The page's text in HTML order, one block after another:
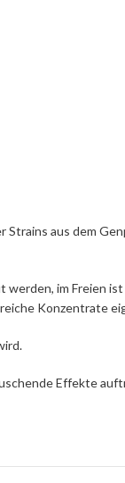
Strains aus dem
werden, im Freien
Konzentrate
Effekte